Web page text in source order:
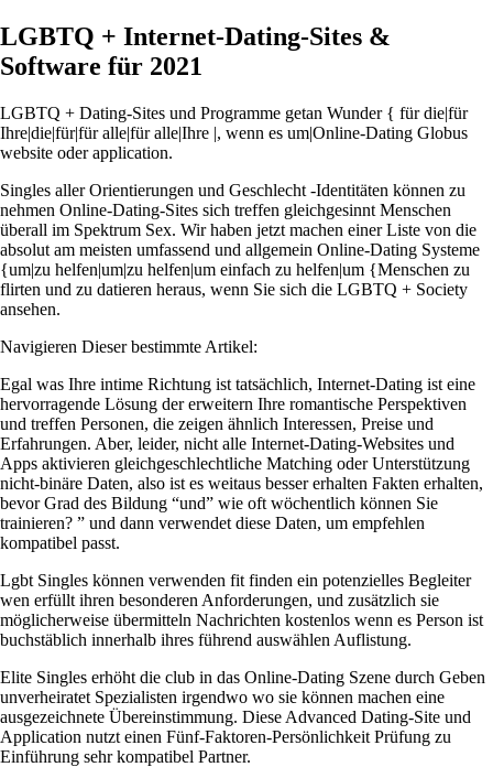
LGBTQ + Internet-Dating-Sites &
Software für 2021
LGBTQ + Dating-Sites und Programme getan Wunder { für die|für
Ihre|die|für|für alle|für alle|Ihre |, wenn es um|Online-Dating Globus
website oder application.
Singles aller Orientierungen und Geschlecht -Identitäten können zu
nehmen Online-Dating-Sites sich treffen gleichgesinnt Menschen
überall im Spektrum Sex. Wir haben jetzt machen einer Liste von die
absolut am meisten umfassend und allgemein Online-Dating Systeme
{um|zu helfen|um|zu helfen|um einfach zu helfen|um {Menschen zu
flirten und zu datieren heraus, wenn Sie sich die LGBTQ + Society
ansehen.
Navigieren Dieser bestimmte Artikel:
Egal was Ihre intime Richtung ist tatsächlich, Internet-Dating ist eine
hervorragende Lösung der erweitern Ihre romantische Perspektiven
und treffen Personen, die zeigen ähnlich Interessen, Preise und
Erfahrungen. Aber, leider, nicht alle Internet-Dating-Websites und
Apps aktivieren gleichgeschlechtliche Matching oder Unterstützung
nicht-binäre Daten, also ist es weitaus besser erhalten Fakten erhalten,
bevor Grad des Bildung “und” wie oft wöchentlich können Sie
trainieren? ” und dann verwendet diese Daten, um empfehlen
kompatibel passt.
Lgbt Singles können verwenden fit finden ein potenzielles Begleiter
wen erfüllt ihren besonderen Anforderungen, und zusätzlich sie
möglicherweise übermitteln Nachrichten kostenlos wenn es Person ist
buchstäblich innerhalb ihres führend auswählen Auflistung.
Elite Singles erhöht die club in das Online-Dating Szene durch Geben
unverheiratet Spezialisten irgendwo wo sie können machen eine
ausgezeichnete Übereinstimmung. Diese Advanced Dating-Site und
Application nutzt einen Fünf-Faktoren-Persönlichkeit Prüfung zu
Einführung sehr kompatibel Partner.